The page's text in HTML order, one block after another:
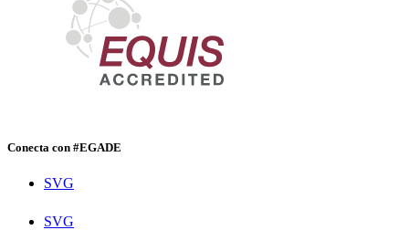
Conecta con #EGADE
SVG
SVG